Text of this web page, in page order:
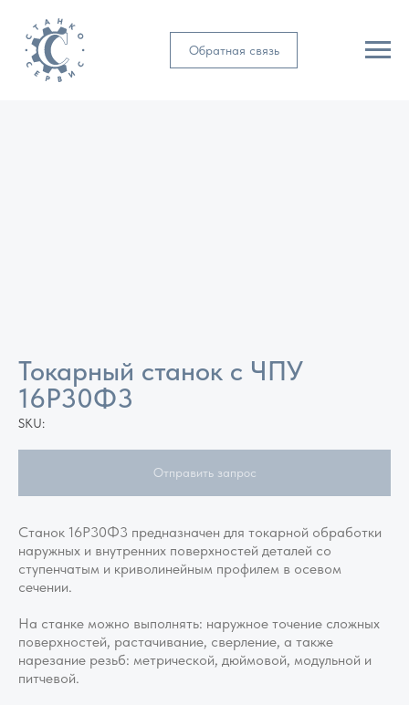
Обратная связь
Токарный станок с ЧПУ
16Р30Ф3
SKU:
Отправить запрос
Станок 16Р30Ф3 предназначен для токарной обработки
наружных и внутренних поверхностей деталей со
ступенчатым и криволинейным профилем в осевом
сечении.
На станке можно выполнять: наружное точение сложных
поверхностей, растачивание, сверление, а также
нарезание резьб: метрической, дюймовой, модульной и
питчевой.